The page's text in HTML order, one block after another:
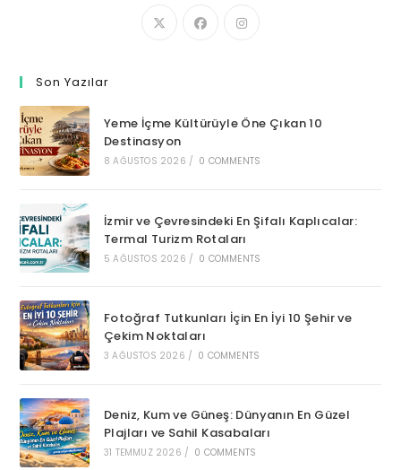
Son Yazılar
Yeme İçme Kültürüyle Öne Çıkan 10
Destinasyon
8 AĞUSTOS 2026 / 0 COMMENTS
İzmir ve Çevresindeki En Şifalı Kaplıcalar:
Termal Turizm Rotaları
5 AĞUSTOS 2026 / 0 COMMENTS
Fotoğraf Tutkunları İçin En İyi 10 Şehir ve
Çekim Noktaları
3 AĞUSTOS 2026 / 0 COMMENTS
Deniz, Kum ve Güneş: Dünyanın En Güzel
Plajları ve Sahil Kasabaları
31 TEMMUZ 2026 / 0 COMMENTS